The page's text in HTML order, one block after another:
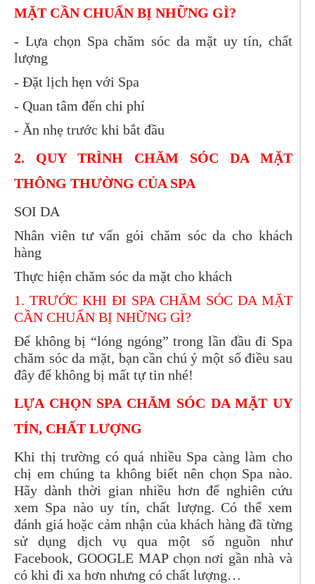
MẶT CẦN CHUẨN BỊ NHỮNG GÌ?
- Lựa chọn Spa chăm sóc da mặt uy tín, chất
lượng
- Đặt lịch hẹn với Spa
- Quan tâm đến chi phí
- Ăn nhẹ trước khi bắt đầu
2. QUY TRÌNH CHĂM SÓC DA MẶT
THÔNG THƯỜNG CỦA SPA
SOI DA
Nhân viên tư vấn gói chăm sóc da cho khách
hàng
Thực hiện chăm sóc da mặt cho khách
1. TRƯỚC KHI ĐI SPA CHĂM SÓC DA MẶT
CẦN CHUẨN BỊ NHỮNG GÌ?
Để không bị “lóng ngóng” trong lần đầu đi Spa
chăm sóc da mặt, bạn cần chú ý một số điều sau
đây để không bị mất tự tin nhé!
LỰA CHỌN SPA CHĂM SÓC DA MẶT UY
TÍN, CHẤT LƯỢNG
Khi thị trường có quá nhiều Spa càng làm cho
chị em chúng ta không biết nên chọn Spa nào.
Hãy dành thời gian nhiều hơn để nghiên cứu
xem Spa nào uy tín, chất lượng. Có thể xem
đánh giá hoặc cảm nhận của khách hàng đã từng
sử dụng dịch vụ qua một số nguồn như
Facebook, GOOGLE MAP chọn nơi gần nhà và
có khi đi xa hơn nhưng có chất lượng…